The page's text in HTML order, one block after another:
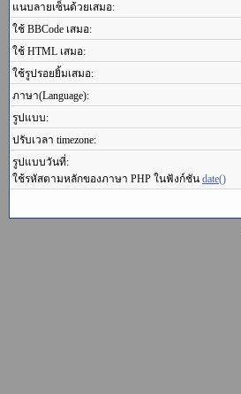
แนบลายเซ็นด้วยเสมอ:
ใช้ BBCode เสมอ:
ใช้ HTML เสมอ:
ใช้รูปรอยยิ้มเสมอ:
ภาษา(Language):
รูปแบบ:
ปรับเวลา timezone:
รูปแบบวันที่:
ใช้รหัสตามหลักของภาษา PHP ในฟังก์ชัน date()